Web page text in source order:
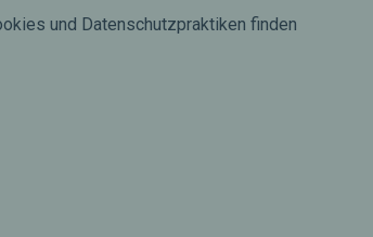
und Datenschutzpraktiken finden